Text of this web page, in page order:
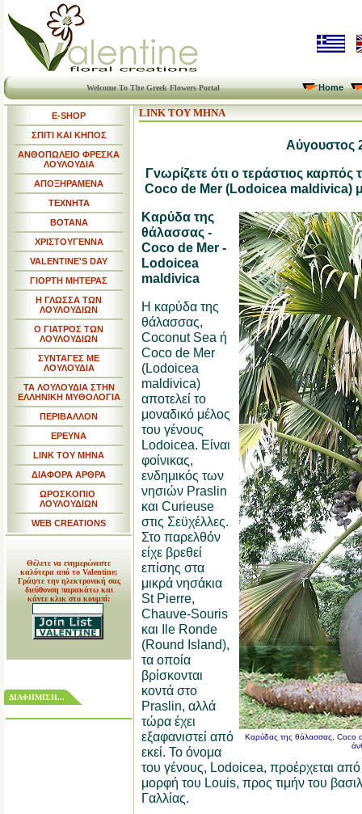
Welcome To The Greek Flowers Portal Home
E-SHOP
ΣΠΙΤΙ ΚΑΙ ΚΗΠΟΣ
ΑΝΘΟΠΩΛΕΙΟ ΦΡΕΣΚΑ
ΛΟΥΛΟΥΔΙΑ
ΑΠΟΞΗΡΑΜΕΝΑ
ΤΕΧΝΗΤΑ
ΒΟΤΑΝΑ
ΧΡΙΣΤΟΥΓΕΝΝΑ
VALENTINE'S DAY
ΓΙΟΡΤΗ ΜΗΤΕΡΑΣ
Η ΓΛΩΣΣΑ ΤΩΝ
ΛΟΥΛΟΥΔΙΩΝ
Ο ΓΙΑΤΡΟΣ ΤΩΝ
ΛΟΥΛΟΥΔΙΩΝ
ΣΥΝΤΑΓΕΣ ΜΕ
ΛΟΥΛΟΥΔΙΑ
ΤΑ ΛΟΥΛΟΥΔΙΑ ΣΤΗΝ
ΕΛΛΗΝΙΚΗ ΜΥΘΟΛΟΓΙΑ
ΠΕΡΙΒΑΛΛΟΝ
ΕΡΕΥΝΑ
LINK TOY MHNA
ΔΙΑΦΟΡΑ ΑΡΘΡΑ
ΩΡΟΣΚΟΠΙΟ
ΛΟΥΛΟΥΔΙΩΝ
WEB CREATIONS
Θέλετε να ενημερώνεστε
καλύτερα από το Valentine;
Γράψτε την ηλεκτρονική σας
διεύθυνση παρακάτω και
κάντε κλικ στο κουμπί:
ΔΙΑΦΗΜΙΣΗ...
LINK ΤΟΥ ΜΗΝΑ
Αύγουστος
Γνωρίζετε ότι ο τεράστιος
Coco de Mer (Lodoicea maldivica)
Καρύδας της θάλασσας, Coco
Καρύδα της
θάλασσας -
Coco de Mer -
Lodoicea
maldivica
Η καρύδα της
θάλασσας,
Coconut Sea ή
Coco de Mer
(Lodoicea
maldivica)
αποτελεί το
μοναδικό μέλος
του γένους
Lodoicea. Είναι
φοίνικας,
ενδημικός των
νησιών Praslin
και Curieuse
στις Σεϋχέλλες.
Στο παρελθόν
είχε βρεθεί
επίσης στα
μικρά νησάκια
St Pierre,
Chauve-Souris
και Ile Ronde
(Round Island),
τα οποία
βρίσκονται
κοντά στο
Praslin, αλλά
τώρα έχει
εξαφανιστεί από
εκεί. Το όνομα
του γένους, Lodoicea, προέρχεται από
μορφή του Louis, προς τιμήν του
Γαλλίας.